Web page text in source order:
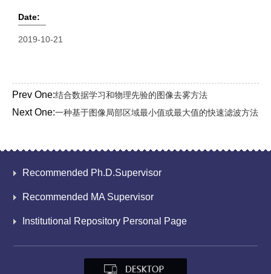
Date:
2019-10-21
Prev One:结合数据学习和物理先验的图像去雾方法
Next One:一种基于图像局部区域最小值或最大值的快速滤波方法
Recommended Ph.D.Supervisor
Recommended MA Supervisor
Institutional Repository Personal Page